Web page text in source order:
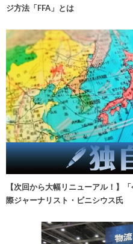
ジ方法「FFA」とは
【次回から大幅リニューアル！】
際ジャーナリスト・ビニシウス氏